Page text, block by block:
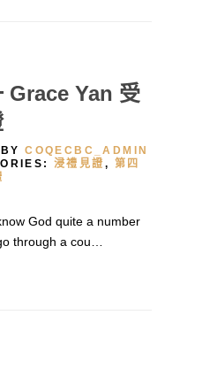
Grace Yan 受
BYCOQECBC_ADMIN
浸禮見證, 第四
God quite a number
through a cou…